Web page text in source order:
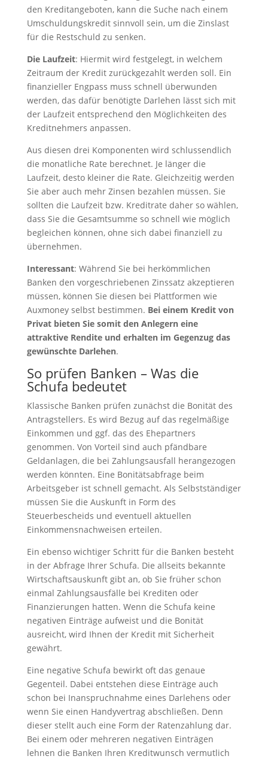
den Kreditangeboten, kann die Suche nach einem
Umschuldungskredit sinnvoll sein, um die Zinslast
für die Restschuld zu senken.
Die Laufzeit: Hiermit wird festgelegt, in welchem
Zeitraum der Kredit zurückgezahlt werden soll. Ein
finanzieller Engpass muss schnell überwunden
werden, das dafür benötigte Darlehen lässt sich mit
der Laufzeit entsprechend den Möglichkeiten des
Kreditnehmers anpassen.
Aus diesen drei Komponenten wird schlussendlich
die monatliche Rate berechnet. Je länger die
Laufzeit, desto kleiner die Rate. Gleichzeitig werden
Sie aber auch mehr Zinsen bezahlen müssen. Sie
sollten die Laufzeit bzw. Kreditrate daher so wählen,
dass Sie die Gesamtsumme so schnell wie möglich
begleichen können, ohne sich dabei finanziell zu
übernehmen.
Interessant: Während Sie bei herkömmlichen
Banken den vorgeschriebenen Zinssatz akzeptieren
müssen, können Sie diesen bei Plattformen wie
Auxmoney selbst bestimmen. Bei einem Kredit von
Privat bieten Sie somit den Anlegern eine
attraktive Rendite und erhalten im Gegenzug das
gewünschte Darlehen.
So prüfen Banken – Was die
Schufa bedeutet
Klassische Banken prüfen zunächst die Bonität des
Antragstellers. Es wird Bezug auf das regelmäßige
Einkommen und ggf. das des Ehepartners
genommen. Von Vorteil sind auch pfändbare
Geldanlagen, die bei Zahlungsausfall herangezogen
werden könnten. Eine Bonitätsabfrage beim
Arbeitsgeber ist schnell gemacht. Als Selbstständiger
müssen Sie die Auskunft in Form des
Steuerbescheids und eventuell aktuellen
Einkommensnachweisen erteilen.
Ein ebenso wichtiger Schritt für die Banken besteht
in der Abfrage Ihrer Schufa. Die allseits bekannte
Wirtschaftsauskunft gibt an, ob Sie früher schon
einmal Zahlungsausfälle bei Krediten oder
Finanzierungen hatten. Wenn die Schufa keine
negativen Einträge aufweist und die Bonität
ausreicht, wird Ihnen der Kredit mit Sicherheit
gewährt.
Eine negative Schufa bewirkt oft das genaue
Gegenteil. Dabei entstehen diese Einträge auch
schon bei Inanspruchnahme eines Darlehens oder
wenn Sie einen Handyvertrag abschließen. Denn
dieser stellt auch eine Form der Ratenzahlung dar.
Bei einem oder mehreren negativen Einträgen
lehnen die Banken Ihren Kreditwunsch vermutlich